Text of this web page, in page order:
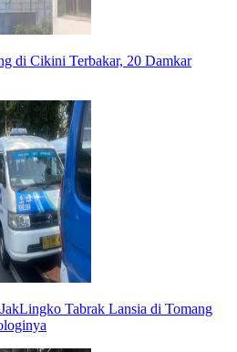
di Cikini Terbakar, 20 Damkar
Tabrak Lansia di Tomang